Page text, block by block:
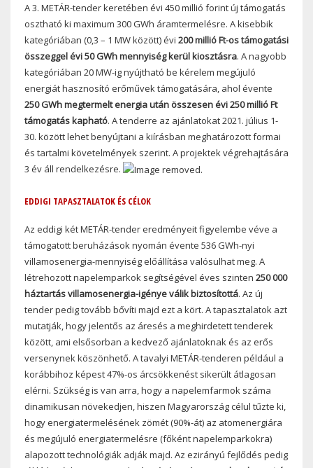
A 3. METÁR-tender keretében évi 450 millió forint új támogatás
osztható ki maximum 300 GWh áramtermelésre. A kisebbik
kategóriában (0,3 – 1 MW között) évi 200 millió Ft-os támogatási
összeggel évi 50 GWh mennyiség kerül kiosztásra. A nagyobb
kategóriában 20 MW-ig nyújtható be kérelem megújuló
energiát hasznosító erőművek támogatására, ahol évente
250 GWh megtermelt energia után összesen évi 250 millió Ft
támogatás kapható. A tenderre az ajánlatokat 2021. július 1-
30. között lehet benyújtani a kiírásban meghatározott formai
és tartalmi követelmények szerint. A projektek végrehajtására
3 év áll rendelkezésre.
EDDIGI TAPASZTALATOK ÉS CÉLOK
Az eddigi két METÁR-tender eredményeit figyelembe véve a
támogatott beruházások nyomán évente 536 GWh-nyi
villamosenergia-mennyiség előállítása valósulhat meg. A
létrehozott napelemparkok segítségével éves szinten 250 000
háztartás villamosenergia-igénye válik biztosítottá. Az új
tender pedig tovább bővíti majd ezt a kört. A tapasztalatok azt
mutatják, hogy jelentős az áresés a meghirdetett tenderek
között, ami elsősorban a kedvező ajánlatoknak és az erős
versenynek köszönhető. A tavalyi METÁR-tenderen például a
korábbihoz képest 47%-os árcsökkenést sikerült átlagosan
elérni. Szükség is van arra, hogy a napelemfarmok száma
dinamikusan növekedjen, hiszen Magyarország célul tűzte ki,
hogy energiatermelésének zömét (90%-át) az atomenergiára
és megújuló energiatermelésre (főként napelemparkokra)
alapozott technológiák adják majd. Az ezirányú fejlődés pedig